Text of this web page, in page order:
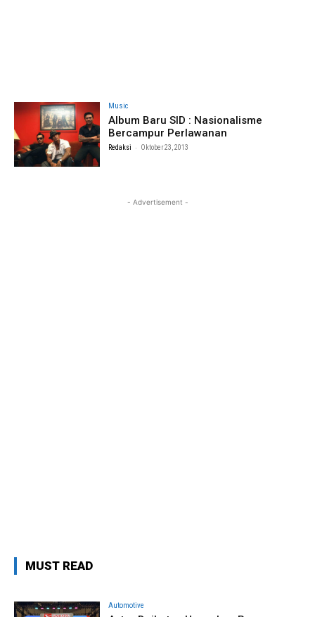
Music
Album Baru SID : Nasionalisme
Bercampur Perlawanan
Redaksi - Oktober 23, 2013
- Advertisement -
MUST READ
Automotive